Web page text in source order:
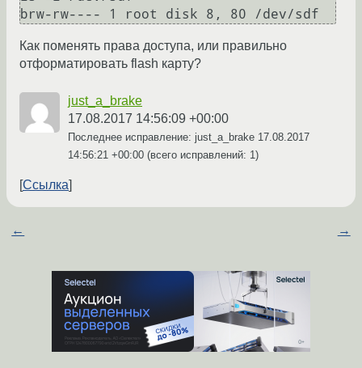
Как поменять права доступа, или правильно
отформатировать flash карту?
just_a_brake
17.08.2017 14:56:09 +00:00
Последнее исправление: just_a_brake 17.08.2017
14:56:21 +00:00 (всего исправлений: 1)
Ссылка
← →